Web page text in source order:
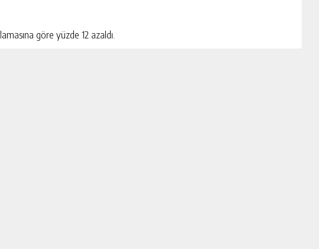
göre yüzde 12 azaldı.